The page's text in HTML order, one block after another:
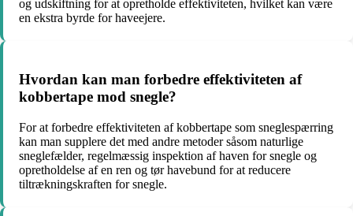
og udskiftning for at opretholde effektiviteten, hvilket kan være
en ekstra byrde for haveejere.
Hvordan kan man forbedre effektiviteten af
kobbertape mod snegle?
For at forbedre effektiviteten af kobbertape som sneglespærring
kan man supplere det med andre metoder såsom naturlige
sneglefælder, regelmæssig inspektion af haven for snegle og
opretholdelse af en ren og tør havebund for at reducere
tiltrækningskraften for snegle.